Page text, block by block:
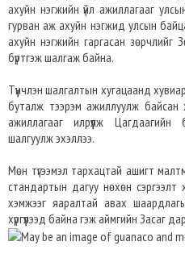
ахуйн нэгжийн үйл ажиллагааг
гурван аж ахуйн нэгжид улсын
ахуйн нэгжийн гаргасан
бүртгэж шалгаж байна.
Түүнчлэн шалгалтын хугацаанд
буталж тээрэм ажиллуулж байсан
ажиллагааг илрүүлж
шалгуулж эхэллээ.
Мөн түгээмэл тархацтай ашигт
стандартын дагуу нөхөн сэргээлт
хэмжээг яаралтай авах
хүргүүлээд байна гэж аймгийн Засаг